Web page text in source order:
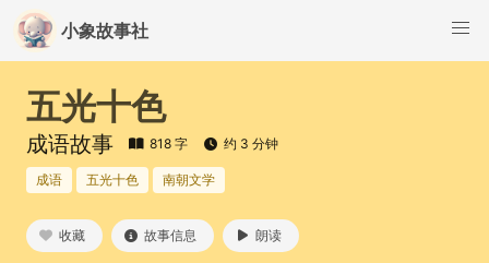
小象故事社
五光十色
成语故事 818 字 约 3 分钟
成语 五光十色 南朝文学
收藏 故事信息 朗读